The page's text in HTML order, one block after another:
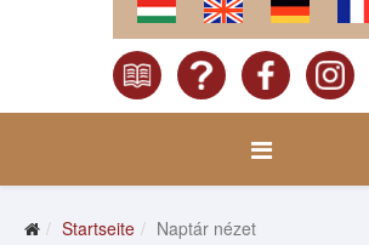
Startseite Naptár nézet